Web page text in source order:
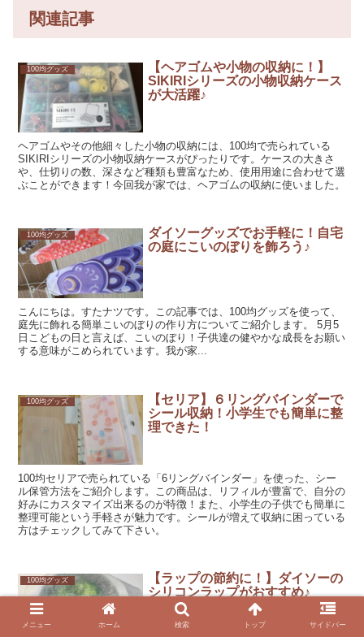
関連記事
100均グッズ
【ヘアゴムや小物の収納に！】
SIKIRIシリーズの小物収納ケース
が大活躍♪
ヘアゴムやその他細々した小物の収納には、100均で売られている
SIKIRIシリーズの小物収納ケースがぴったりです。ケースの大きさ
や、仕切りの数、深さなど種類も豊富なため、使用用途に合わせて選
ぶことができます！今回我が家では、ヘアゴムの収納に使いました。
100均グッズ
ダイソーグッズでお手軽に！自宅
の庭にこいのぼりを飾ろう♪
こんにちは。すたナツです。この記事では、100均グッズを使って、
庭先に飾れる簡単こいのぼりの作り方についてご紹介します。 5月5
日こどもの日と言えば、こいのぼり！子供達の健やかな成長をお願い
する意味がこめられています。我が家...
100均グッズ
【セリア】６リングバインダーで
シール収納！小学生でも簡単に整
理できた！
100均セリアで売られている「6リングバインダー」を使った、シー
ル保管方法をご紹介します。この商品は、リフィルが豊富で、自分の
好みにカスタマイズ出来るのが特徴！また、小学生の子供でも簡単に
整理可能という手軽さが魅力です。シールが増えて収納に困っている
方はチェックしてみて下さい。
100均グッズ
【ラップの節約に！】ダイソーの
シリコンラップがおすすめ♪
メニュー ホーム 検索 トップ サイドバー